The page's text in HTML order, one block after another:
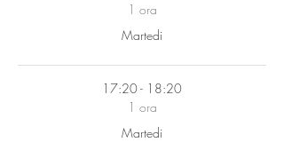
1 ora
Martedi
17:20 - 18:20
1 ora
Martedi